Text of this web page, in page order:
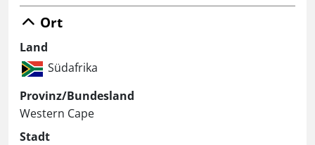
Ort
Land
Südafrika
Provinz/Bundesland
Western Cape
Stadt